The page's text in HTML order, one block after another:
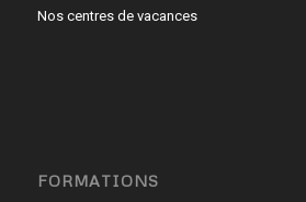
Nos centres de vacances
FORMATIONS